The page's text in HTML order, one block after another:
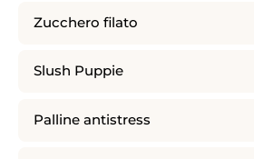
Zucchero filato
Slush Puppie
Palline antistress